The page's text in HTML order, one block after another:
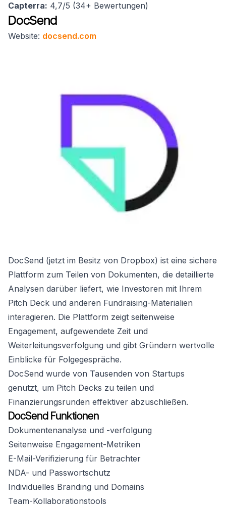
Capterra: 4,7/5 (34+ Bewertungen)
DocSend
Website: docsend.com
DocSend (jetzt im Besitz von Dropbox) ist eine sichere
Plattform zum Teilen von Dokumenten, die detaillierte
Analysen darüber liefert, wie Investoren mit Ihrem
Pitch Deck und anderen Fundraising-Materialien
interagieren. Die Plattform zeigt seitenweise
Engagement, aufgewendete Zeit und
Weiterleitungsverfolgung und gibt Gründern wertvolle
Einblicke für Folgegespräche.
DocSend wurde von Tausenden von Startups
genutzt, um Pitch Decks zu teilen und
Finanzierungsrunden effektiver abzuschließen.
DocSend Funktionen
Dokumentenanalyse und -verfolgung
Seitenweise Engagement-Metriken
E-Mail-Verifizierung für Betrachter
NDA- und Passwortschutz
Individuelles Branding und Domains
Team-Kollaborationstools